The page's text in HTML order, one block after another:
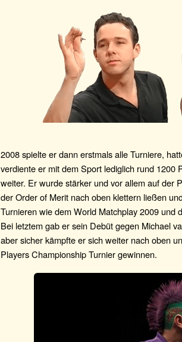
2008 spielte er dann erstmals alle Turniere,
verdiente er mit dem Sport lediglich rund 1200
weiter. Er wurde stärker und vor allem auf der
der Order of Merit nach oben klettern ließen
Turnieren wie dem World Matchplay 2009 und
Bei letztem gab er sein Debüt gegen Michael
aber sicher kämpfte er sich weiter nach oben
Players Championship Turnier gewinnen.